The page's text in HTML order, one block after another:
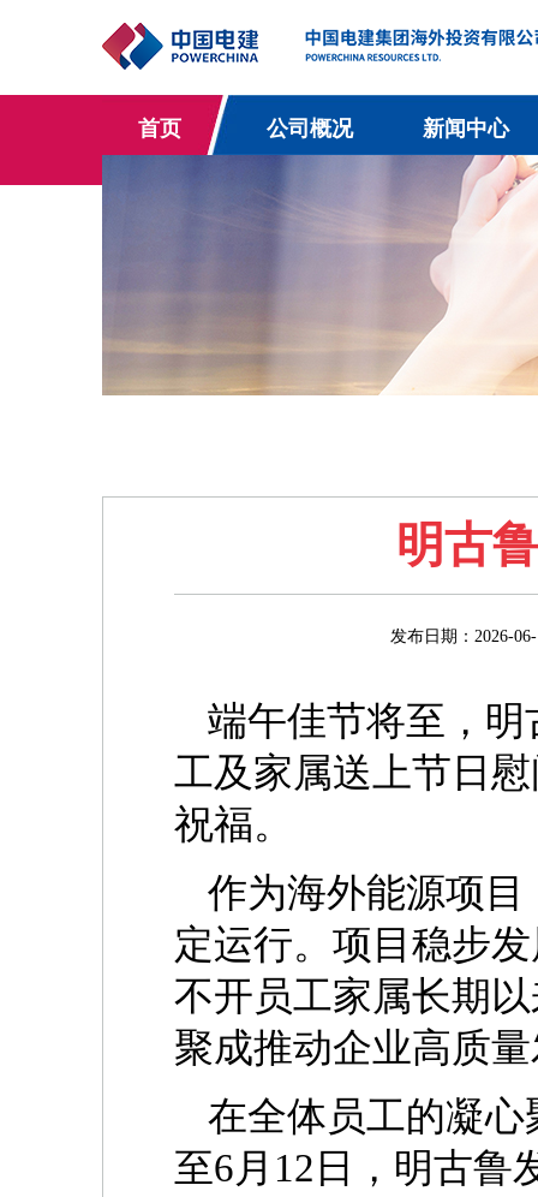
首页 公司概况 新闻中心
明古
发布日期：2026-
端午佳节将至，
工及家属送上节日
祝福。
作为海外能源项
定运行。项目稳步
不开员工家属长期
聚成推动企业高质
在全体员工的凝
至6月12日，明古鲁